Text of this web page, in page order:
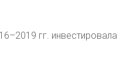
гг. инвестировала